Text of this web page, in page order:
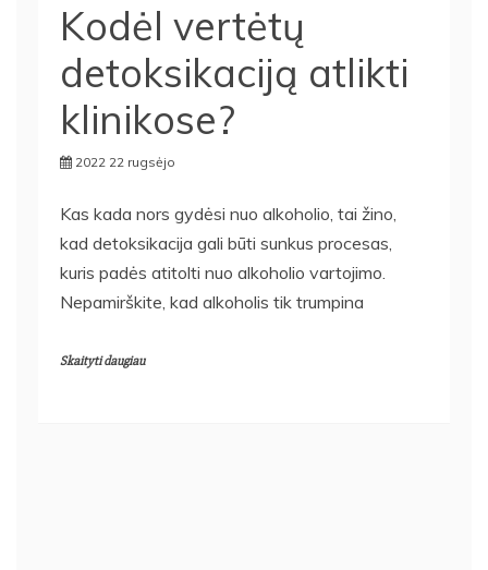
Kodėl vertėtų
detoksikaciją atlikti
klinikose?
2022 22 rugsėjo
Kas kada nors gydėsi nuo alkoholio, tai žino,
kad detoksikacija gali būti sunkus procesas,
kuris padės atitolti nuo alkoholio vartojimo.
Nepamirškite, kad alkoholis tik trumpina
Skaityti daugiau